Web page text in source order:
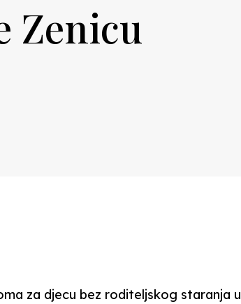
Zenicu
za djecu bez roditeljskog staranja u